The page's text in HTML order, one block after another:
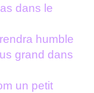
dans le
humble
grand dans
un petit